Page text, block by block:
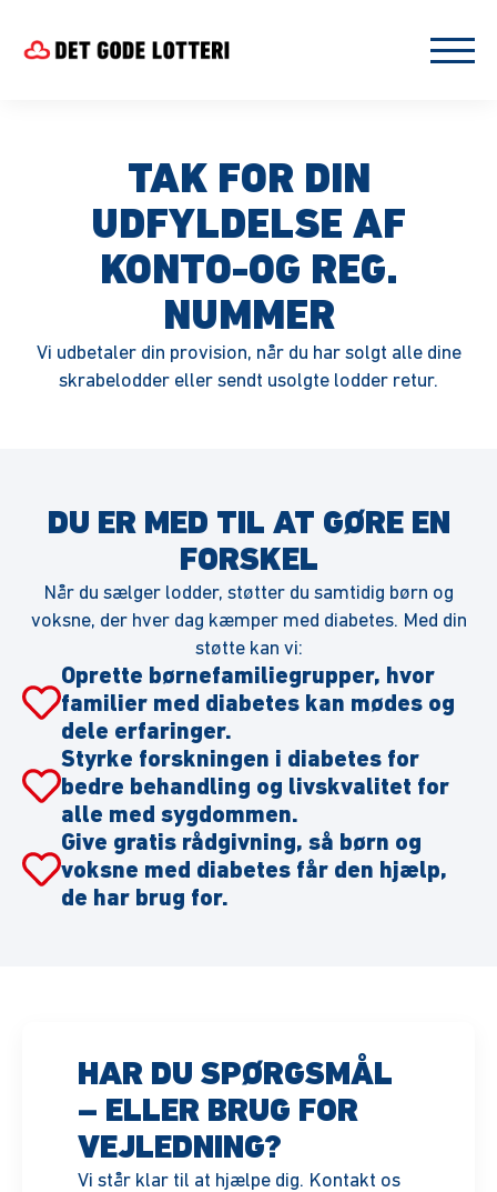
TAK FOR DIN
UDFYLDELSE AF
KONTO-OG REG.
NUMMER
Vi udbetaler din provision, når du har solgt alle dine
skrabelodder eller sendt usolgte lodder retur.
DU ER MED TIL AT GØRE EN
FORSKEL
Når du sælger lodder, støtter du samtidig børn og
voksne, der hver dag kæmper med diabetes. Med din
støtte kan vi:
Oprette børnefamiliegrupper, hvor
familier med diabetes kan mødes og
dele erfaringer.
Styrke forskningen i diabetes for
bedre behandling og livskvalitet for
alle med sygdommen.
Give gratis rådgivning, så børn og
voksne med diabetes får den hjælp,
de har brug for.
HAR DU SPØRGSMÅL
– ELLER BRUG FOR
VEJLEDNING?
Vi står klar til at hjælpe dig. Kontakt os